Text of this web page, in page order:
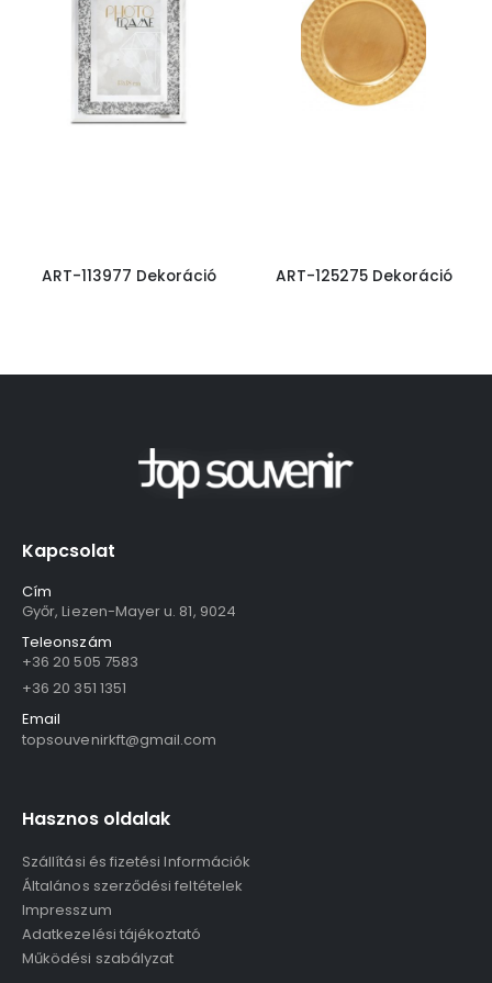
ART-113977 Dekoráció ART-125275 Dekoráció
Kapcsolat
Cím
Győr, Liezen-Mayer u. 81, 9024
Teleonszám
+36 20 505 7583
+36 20 351 1351
Email
topsouvenirkft@gmail.com
Hasznos oldalak
Szállítási és fizetési Információk
Általános szerződési feltételek
Impresszum
Adatkezelési tájékoztató
Működési szabályzat